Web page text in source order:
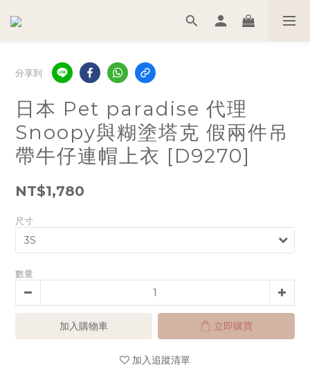
分享到
日本 Pet paradise 代理
Snoopy與糊塗塔克 假兩件吊
帶牛仔連帽上衣 [D9270]
NT$1,780
尺寸
數量
加入購物車 立即購買
加入追蹤清單